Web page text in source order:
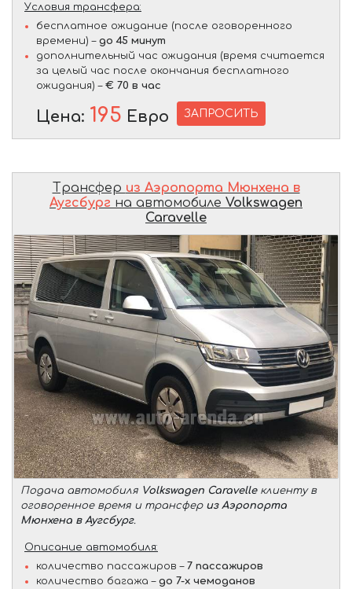
Условия трансфера:
бесплатное ожидание (после оговоренного
времени) – до 45 минут
дополнительный час ожидания (время считается
за целый час после окончания бесплатного
ожидания) – € 70 в час
Цена: 195 Евро ЗАПРОСИТЬ
Трансфер из Аэропорта Мюнхена в
Аугсбург на автомобиле Volkswagen
Caravelle
Подача автомобиля Volkswagen Caravelleклиенту в
оговоренное время и трансфер из Аэропорта
Мюнхена в Аугсбург.
Описание автомобиля:
количество пассажиров – 7 пассажиров
количество багажа – до 7-х чемоданов